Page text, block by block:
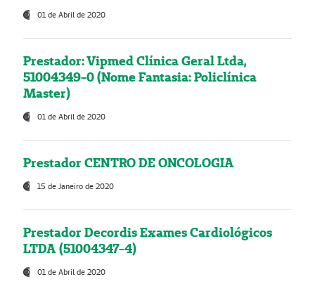
01 de Abril de 2020
Prestador: Vipmed Clínica Geral Ltda,
51004349-0 (Nome Fantasia: Policlínica
Master)
01 de Abril de 2020
Prestador CENTRO DE ONCOLOGIA
15 de Janeiro de 2020
Prestador Decordis Exames Cardiológicos
LTDA (51004347-4)
01 de Abril de 2020